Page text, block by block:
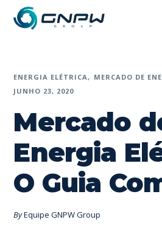
ENERGIA ELÉTRICA
MERCADO DE
JUNHO 23, 2020
Mercado
Energia
O Guia
ByEquipe GNPW Group